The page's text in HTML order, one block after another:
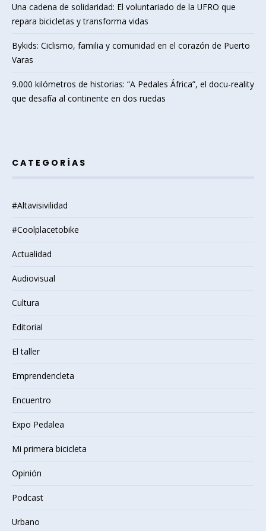
Una cadena de solidaridad: El voluntariado de la UFRO que
repara bicicletas y transforma vidas
Bykids: Ciclismo, familia y comunidad en el corazón de Puerto
Varas
9.000 kilómetros de historias: “A Pedales África”, el docu-reality
que desafía al continente en dos ruedas
CATEGORÍAS
#Altavisivilidad
#Coolplacetobike
Actualidad
Audiovisual
Cultura
Editorial
El taller
Emprendencleta
Encuentro
Expo Pedalea
Mi primera bicicleta
Opinión
Podcast
Urbano